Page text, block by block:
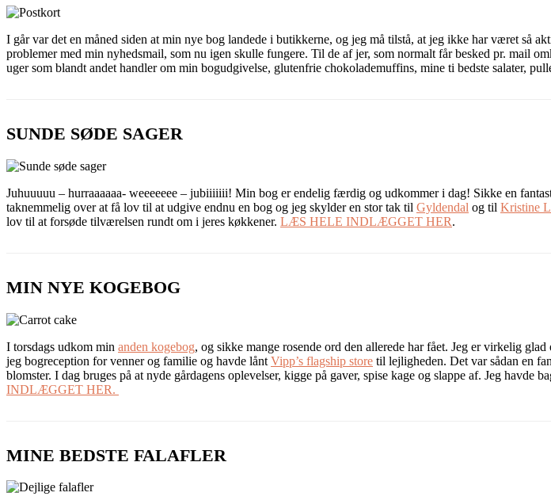
I går var det en måned siden at min nye bog landede i butikkerne, og jeg må tilstå, at jeg ikke har været så
problemer med min nyhedsmail, som nu igen skulle fungere. Til de af jer, som normalt får besked pr. mail
uger som blandt andet handler om min bogudgivelse, glutenfrie chokolademuffins, mine ti bedste salater,
SUNDE SØDE SAGER
Juhuuuuu – hurraaaaaa- weeeeeee – jubiiiiiii! Min bog er endelig færdig og udkommer i dag! Sikke en
taknemmelig over at få lov til at udgive endnu en bog og jeg skylder en stor tak til Gyldendal og til Kristine
lov til at forsøde tilværelsen rundt om i jeres køkkener. LÆS HELE INDLÆGGET HER.
MIN NYE KOGEBOG
I torsdags udkom min anden kogebog, og sikke mange rosende ord den allerede har fået. Jeg er virkelig
jeg bogreception for venner og familie og havde lånt Vipp’s flagship store til lejligheden. Det var sådan en
blomster. I dag bruges på at nyde gårdagens oplevelser, kigge på gaver, spise kage og slappe af. Jeg havde
INDLÆGGET HER.
MINE BEDSTE FALAFLER